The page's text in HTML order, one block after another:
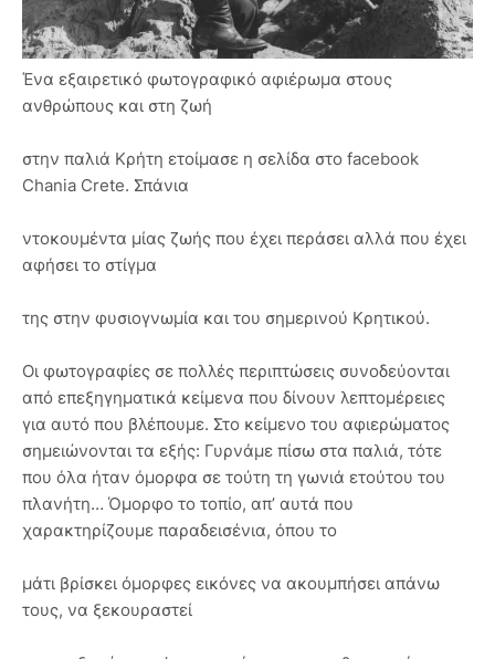
Ένα εξαιρετικό φωτογραφικό αφιέρωμα στους
ανθρώπους και στη ζωή
στην παλιά Κρήτη ετοίμασε η σελίδα στο facebook
Chania Crete. Σπάνια
ντοκουμέντα μίας ζωής που έχει περάσει αλλά που έχει
αφήσει το στίγμα
της στην φυσιογνωμία και του σημερινού Κρητικού.
Οι φωτογραφίες σε πολλές περιπτώσεις συνοδεύονται
από επεξηγηματικά κείμενα που δίνουν λεπτομέρειες
για αυτό που βλέπουμε. Στο κείμενο του αφιερώματος
σημειώνονται τα εξής: Γυρνάμε πίσω στα παλιά, τότε
που όλα ήταν όμορφα σε τούτη τη γωνιά ετούτου του
πλανήτη… Όμορφο το τοπίο, απ’ αυτά που
χαρακτηρίζουμε παραδεισένια, όπου το
μάτι βρίσκει όμορφες εικόνες να ακουμπήσει απάνω
τους, να ξεκουραστεί